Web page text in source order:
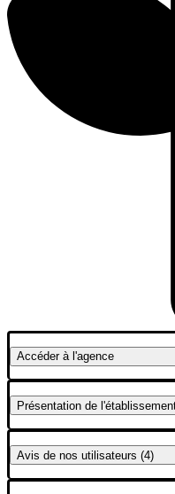
Accéderà l'agence
Présentation de
Avis de nos utilisateurs (4)